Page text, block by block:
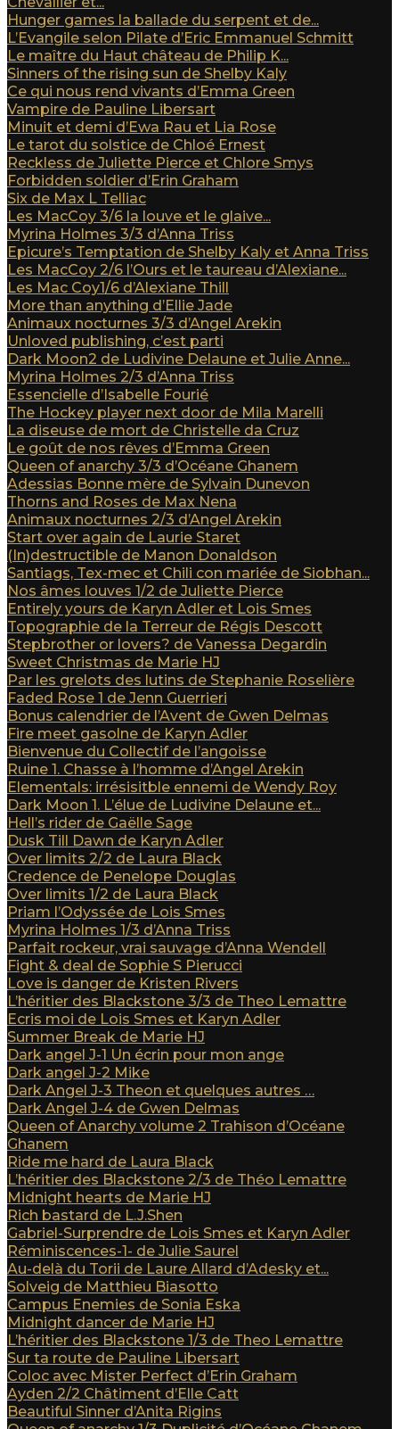
Hunger games la ballade du serpent et de...
L’Evangile selon Pilate d’Eric Emmanuel Schmitt
Le maître du Haut château de Philip K...
Sinners of the rising sun de Shelby Kaly
Ce qui nous rend vivants d’Emma Green
Vampire de Pauline Libersart
Minuit et demi d’Ewa Rau et Lia Rose
Le tarot du solstice de Chloé Ernest
Reckless de Juliette Pierce et Chlore Smys
Forbidden soldier d’Erin Graham
Six de Max L Telliac
Les MacCoy 3/6 la louve et le glaive...
Myrina Holmes 3/3 d’Anna Triss
Epicure’s Temptation de Shelby Kaly et Anna Triss
Les MacCoy 2/6 l’Ours et le taureau d’Alexiane...
Les Mac Coy1/6 d’Alexiane Thill
More than anything d’Ellie Jade
Animaux nocturnes 3/3 d’Angel Arekin
Unloved publishing, c’est parti
Dark Moon2 de Ludivine Delaune et Julie Anne...
Myrina Holmes 2/3 d’Anna Triss
Essencielle d’Isabelle Fourié
The Hockey player next door de Mila Marelli
La diseuse de mort de Christelle da Cruz
Le goût de nos rêves d’Emma Green
Queen of anarchy 3/3 d’Océane Ghanem
Adessias Bonne mère de Sylvain Dunevon
Thorns and Roses de Max Nena
Animaux nocturnes 2/3 d’Angel Arekin
Start over again de Laurie Staret
(In)destructible de Manon Donaldson
Santiags, Tex-mec et Chili con mariée de Siobhan...
Nos âmes louves 1/2 de Juliette Pierce
Entirely yours de Karyn Adler et Lois Smes
Topographie de la Terreur de Régis Descott
Stepbrother or lovers? de Vanessa Degardin
Sweet Christmas de Marie HJ
Par les grelots des lutins de Stephanie Roselière
Faded Rose 1 de Jenn Guerrieri
Bonus calendrier de l’Avent de Gwen Delmas
Fire meet gasolne de Karyn Adler
Bienvenue du Collectif de l’angoisse
Ruine 1. Chasse à l’homme d’Angel Arekin
Elementals: irrésisitble ennemi de Wendy Roy
Dark Moon 1. L’élue de Ludivine Delaune et...
Hell’s rider de Gaëlle Sage
Dusk Till Dawn de Karyn Adler
Over limits 2/2 de Laura Black
Credence de Penelope Douglas
Over limits 1/2 de Laura Black
Priam l’Odyssée de Lois Smes
Myrina Holmes 1/3 d’Anna Triss
Parfait rockeur, vrai sauvage d’Anna Wendell
Fight & deal de Sophie S Pierucci
Love is danger de Kristen Rivers
L’héritier des Blackstone 3/3 de Theo Lemattre
Ecris moi de Lois Smes et Karyn Adler
Summer Break de Marie HJ
Dark angel J-1 Un écrin pour mon ange
Dark angel J-2 Mike
Dark Angel J-3 Theon et quelques autres …
Dark Angel J-4 de Gwen Delmas
Queen of Anarchy volume 2 Trahison d’Océane
Ghanem
Ride me hard de Laura Black
L’héritier des Blackstone 2/3 de Théo Lemattre
Midnight hearts de Marie HJ
Rich bastard de L.J.Shen
Gabriel-Surprendre de Lois Smes et Karyn Adler
Réminiscences-1- de Julie Saurel
Au-delà du Torii de Laure Allard d’Adesky et...
Solveig de Matthieu Biasotto
Campus Enemies de Sonia Eska
Midnight dancer de Marie HJ
L’héritier des Blackstone 1/3 de Theo Lemattre
Sur ta route de Pauline Libersart
Coloc avec Mister Perfect d’Erin Graham
Ayden 2/2 Châtiment d’Elle Catt
Beautiful Sinner d’Anita Rigins